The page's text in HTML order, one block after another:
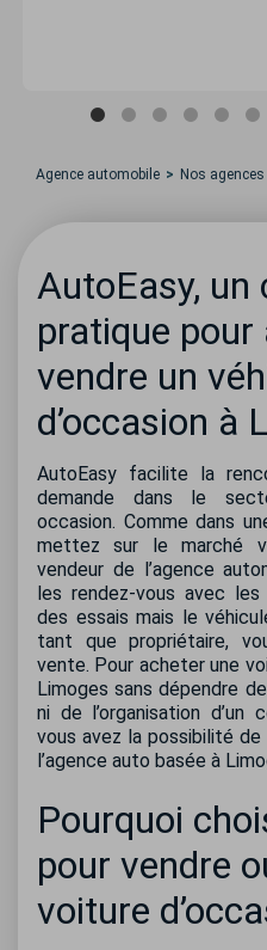
Agence automobile Nos agences
AutoEasy, un
pratique pour
vendre un
d’occasion à
AutoEasy facilite la
demande dans le
occasion. Comme dans
mettez sur le marché
vendeur de l’agence
les rendez-vous avec
des essais mais le
tant que propriétaire,
vente. Pour acheter une
Limoges sans dépendre
ni de l’organisation d’un
vous avez la possibilité
l’agence auto basée à
Pourquoi
pour vendre
voiture